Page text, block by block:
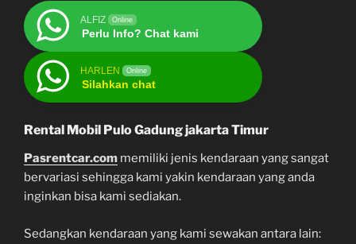
ALFIZ Online
Perlu Info? Chat kami
HARLEN Online
Silahkan chat
Rental Mobil Pulo Gadung jakarta Timur
Pasrentcar.com memiliki jenis kendaraan yang sangat
bervariasi sehingga kami yakin kendaraan yang anda
inginkan bisa kami sediakan.
Sedangkan kendaraan yang kami sewakan antara lain: